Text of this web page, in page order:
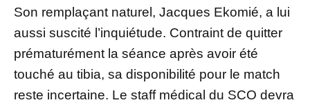
Son remplaçant naturel, Jacques Ekomié, a lui
aussi suscité l’inquiétude. Contraint de quitter
prématurément la séance après avoir été
touché au tibia, sa disponibilité pour le match
reste incertaine. Le staff médical du SCO devra